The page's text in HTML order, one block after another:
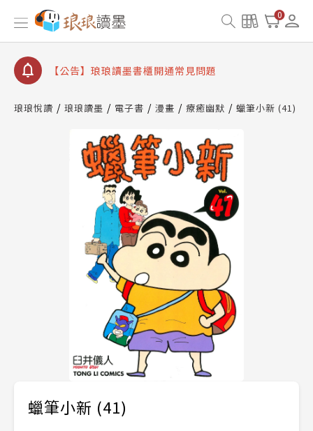
0
【公告】琅琅讀墨數位閱讀資產合併與書櫃開通申請
【公告】琅琅讀墨書櫃開通常見問題
【公告】琅琅讀墨 3 分鐘完成書櫃開通與資產合併申
請圖文教學
查詢
琅琅悅讀 琅琅讀墨 電子書 漫畫 療癒幽默 蠟筆小新 (41)
蠟筆小新 (41)